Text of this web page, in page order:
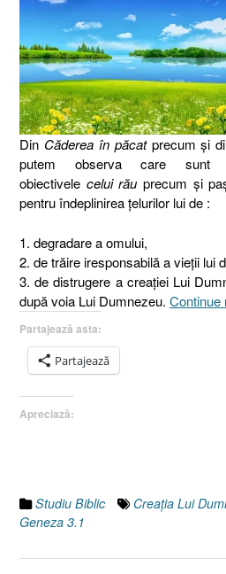
Din Căderea în păcatprecum şi
putem observa care sunt
obiectivele celui rău precum şi
pentru îndeplinirea ţelurilor lui de :
1. degradare a omului,
2. de trăire iresponsabilă a vieţii lui
3. de distrugere a creaţiei Lui
după voia Lui Dumnezeu. Continue
Partajează asta:
Partajează
Apreciază:
Studiu Biblic Creaţia Lui
Geneza 3.1